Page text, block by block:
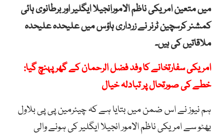
میں متعین امریکی ناظم الامورانجیلا ایگلیر اور برطانوی ہائی
کمشنر کرسچین ٹرنر نے زرداری ہاؤس میں علیحدہ علیحدہ
ملاقاتیں کی ہیں۔
امریکی سفارتخانے کا وفد فضل الرحمان کے گھر پہنچ گیا:
خطے کی صورتحال پر تبادلہ خیال
ہم نیوز نے اس ضمن میں بتایا ہے کہ چیئرمین پی پی بلاول
بھٹو سے امریکی ناظم الامور انجیلا ایگلیر کی ہونے والی